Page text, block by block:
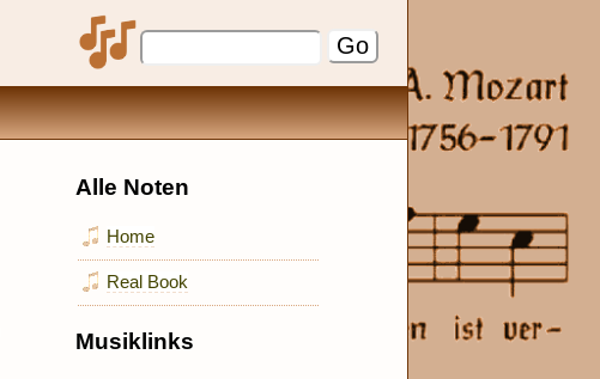
Alle Noten
Home
Real Book
Musiklinks